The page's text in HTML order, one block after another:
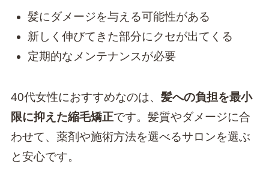
髪にダメージを与える可能性がある
新しく伸びてきた部分にクセが出てくる
定期的なメンテナンスが必要
40代女性におすすめなのは、 髪への負担を最小
限に抑えた縮毛矯正です。髪質やダメージに合
わせて、薬剤や施術方法を選べるサロンを選ぶ
と安心です。